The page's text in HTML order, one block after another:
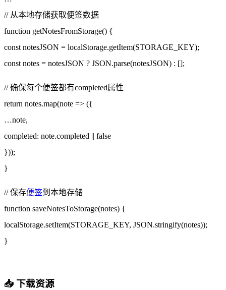
// 从本地存储获取便签数据
function getNotesFromStorage() {
const notesJSON = localStorage.getItem(STORAGE_KEY);
const notes = notesJSON ? JSON.parse(notesJSON) : [];
// 确保每个便签都有completed属性
return notes.map(note => ({
…note,
completed: note.completed || false
}));
}
// 保存便签到本地存储
function saveNotesToStorage(notes) {
localStorage.setItem(STORAGE_KEY, JSON.stringify(notes));
}
📥 下载资源